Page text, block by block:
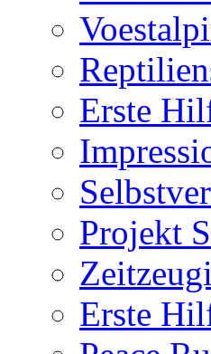
Erste
Projekt
Erste